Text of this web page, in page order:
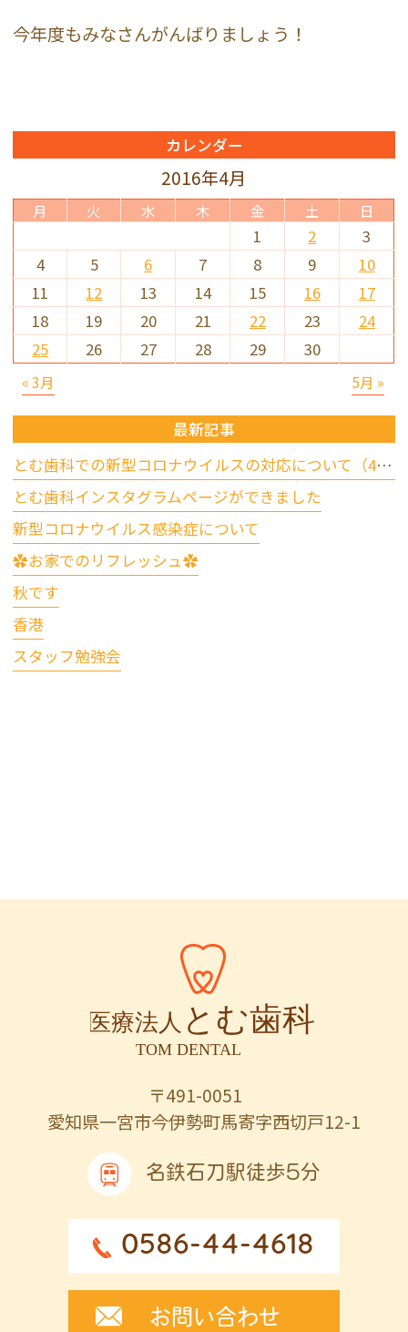
今年度もみなさんがんばりましょう！
カレンダー
2016年4月
月 火 水 木 金 土 日
« 3月 5月 »
1 2
3
4
5 6 7 8 9
10
11
12 13 14 15 16
17
18
19 20 21 22 23
24
25
26 27 28 29 30
最新記事
とむ歯科での新型コロナウイルスの対応について（4/17更新）
とむ歯科インスタグラムページができました
新型コロナウイルス感染症について
✿お家でのリフレッシュ✿
秋です
香港
スタッフ勉強会
〒491-0051
愛知県一宮市今伊勢町馬寄字西切戸12-1
名鉄石刀駅徒歩5分
0586-44-4618
お問い合わせ